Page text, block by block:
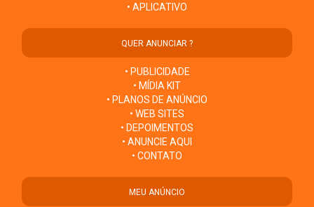
• APLICATIVO
QUER ANUNCIAR ?
• PUBLICIDADE
• MÍDIA KIT
• PLANOS DE ANÚNCIO
• WEB SITES
• DEPOIMENTOS
• ANUNCIE AQUI
• CONTATO
MEU ANÚNCIO